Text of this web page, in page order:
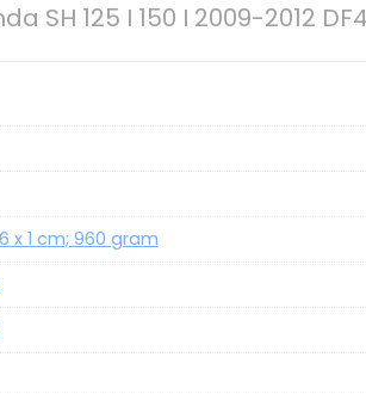
SH 125 I 150 I 2009-2012
x 1 cm; 960 gram